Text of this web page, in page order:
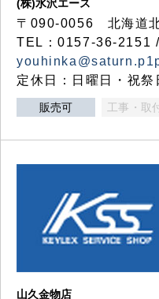
(株)水沢エース
〒090-0056 北海道
TEL：0157-36-2151
定休日：日曜日・祝祭
販売可 工事・取
山久金物店